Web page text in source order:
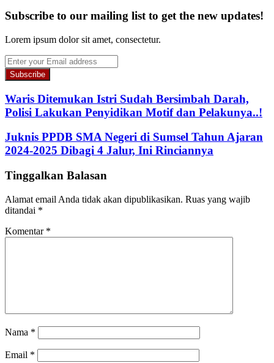
Subscribe to our mailing list to get the new updates!
Lorem ipsum dolor sit amet, consectetur.
Enter
your
Email
address
Waris Ditemukan Istri Sudah Bersimbah Darah,
Polisi Lakukan Penyidikan Motif dan Pelakunya..!
Juknis PPDB SMA Negeri di Sumsel Tahun Ajaran
2024-2025 Dibagi 4 Jalur, Ini Rinciannya
Tinggalkan Balasan
Alamat email Anda tidak akan dipublikasikan. Ruas yang wajib
ditandai *
Komentar *
Nama *
Email *